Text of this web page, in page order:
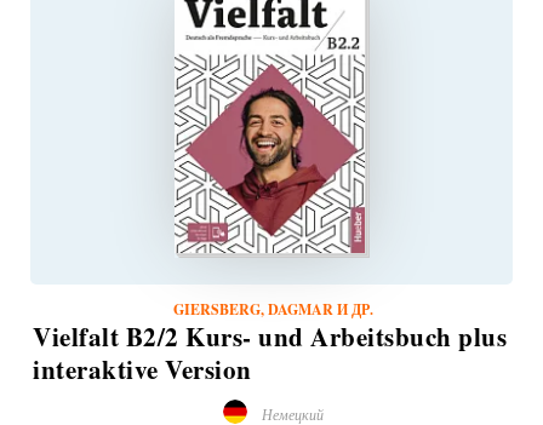
GIERSBERG, DAGMAR И ДР.
Vielfalt B2/2 Kurs- und Arbeitsbuch plus
interaktive Version
Немецкий